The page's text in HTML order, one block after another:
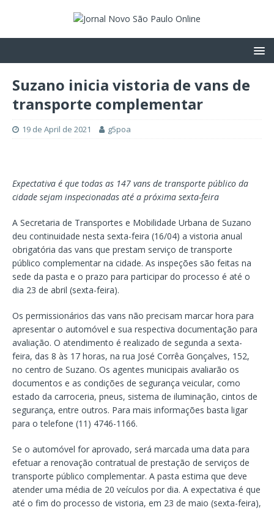
Suzano inicia vistoria de vans de
transporte complementar
19 de April de 2021 g5poa
Expectativa é que todas as 147 vans de transporte público da
cidade sejam inspecionadas até a próxima sexta-feira
A Secretaria de Transportes e Mobilidade Urbana de Suzano
deu continuidade nesta sexta-feira (16/04) a vistoria anual
obrigatória das vans que prestam serviço de transporte
público complementar na cidade. As inspeções são feitas na
sede da pasta e o prazo para participar do processo é até o
dia 23 de abril (sexta-feira).
Os permissionários das vans não precisam marcar hora para
apresentar o automóvel e sua respectiva documentação para
avaliação. O atendimento é realizado de segunda a sexta-
feira, das 8 às 17 horas, na rua José Corrêa Gonçalves, 152,
no centro de Suzano. Os agentes municipais avaliarão os
documentos e as condições de segurança veicular, como
estado da carroceria, pneus, sistema de iluminação, cintos de
segurança, entre outros. Para mais informações basta ligar
para o telefone (11) 4746-1166.
Se o automóvel for aprovado, será marcada uma data para
efetuar a renovação contratual de prestação de serviços de
transporte público complementar. A pasta estima que deve
atender uma média de 20 veículos por dia. A expectativa é que
até o fim do processo de vistoria, em 23 de maio (sexta-feira),